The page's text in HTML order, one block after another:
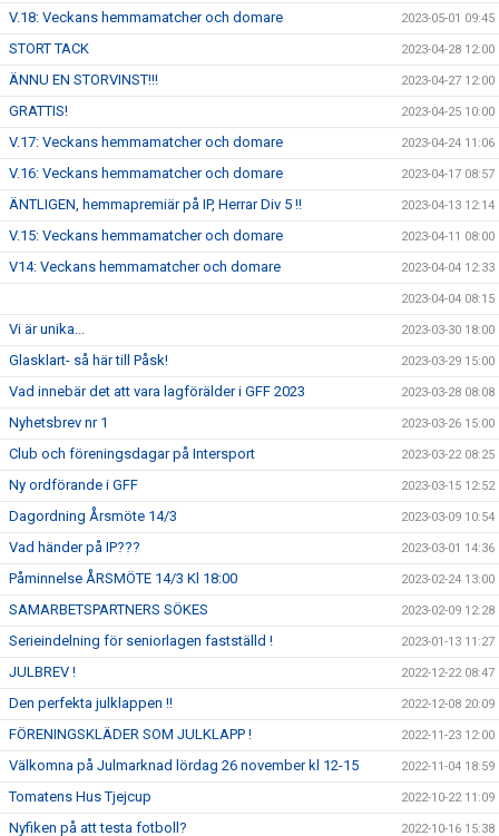
V.18: Veckans hemmamatcher och domare 2023-05-01 09:45
STORT TACK 2023-04-28 12:00
ÄNNU EN STORVINST!!! 2023-04-27 12:00
GRATTIS! 2023-04-25 10:00
V.17: Veckans hemmamatcher och domare 2023-04-24 11:06
V.16: Veckans hemmamatcher och domare 2023-04-17 08:57
ÄNTLIGEN, hemmapremiär på IP, Herrar Div 5 !! 2023-04-13 12:14
V.15: Veckans hemmamatcher och domare 2023-04-11 08:00
V14: Veckans hemmamatcher och domare 2023-04-04 12:33
2023-04-04 08:15
Vi är unika... 2023-03-30 18:00
Glasklart- så här till Påsk! 2023-03-29 15:00
Vad innebär det att vara lagförälder i GFF 2023 2023-03-28 08:08
Nyhetsbrev nr 1 2023-03-26 15:00
Club och föreningsdagar på Intersport 2023-03-22 08:25
Ny ordförande i GFF 2023-03-15 12:52
Dagordning Årsmöte 14/3 2023-03-09 10:54
Vad händer på IP??? 2023-03-01 14:36
Påminnelse ÅRSMÖTE 14/3 Kl 18:00 2023-02-24 13:00
SAMARBETSPARTNERS SÖKES 2023-02-09 12:28
Serieindelning för seniorlagen fastställd ! 2023-01-13 11:27
JULBREV ! 2022-12-22 08:47
Den perfekta julklappen !! 2022-12-08 20:09
FÖRENINGSKLÄDER SOM JULKLAPP ! 2022-11-23 12:00
Välkomna på Julmarknad lördag 26 november kl 12-15 2022-11-04 18:59
Tomatens Hus Tjejcup 2022-10-22 11:09
Nyfiken på att testa fotboll? 2022-10-16 15:38